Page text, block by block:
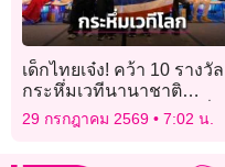
เด็กไทยเจ๋ง! คว้า 10 รางวัล
กระหึ่มเวทีนานาชาติ
คณิตศาสตร์ IMC 2026 ที่
สิงคโปร์
29 กรกฎาคม 2569 7:02 น.